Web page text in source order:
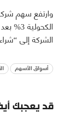
وارتفع سهم
الشركة إلى
أسواق الأسهم
قد يعجبك